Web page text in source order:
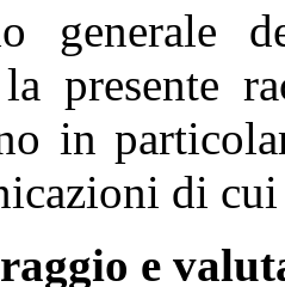
generale
presente
in
di
e